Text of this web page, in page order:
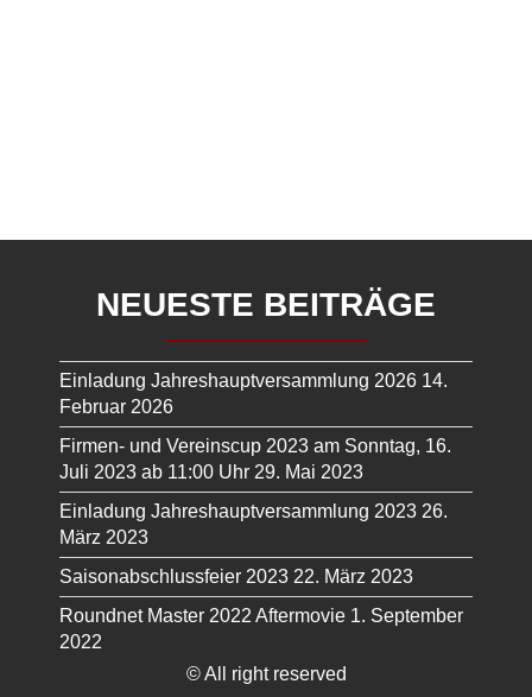
NEUESTE BEITRÄGE
Einladung Jahreshauptversammlung 2026 14.
Februar 2026
Firmen- und Vereinscup 2023 am Sonntag, 16.
Juli 2023 ab 11:00 Uhr 29. Mai 2023
Einladung Jahreshauptversammlung 2023 26.
März 2023
Saisonabschlussfeier 2023 22. März 2023
Roundnet Master 2022 Aftermovie 1. September
2022
© All right reserved